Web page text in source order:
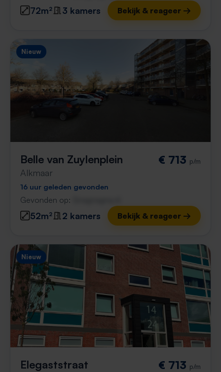
72m² 3 kamers Bekijk & reageer →
Nieuw
Belle van Zuylenplein
Alkmaar
€ 713 p/m
16 uur geleden gevonden
Gevonden op:
52m² 2 kamers Bekijk & reageer →
Nieuw
Elegaststraat € 713 p/m